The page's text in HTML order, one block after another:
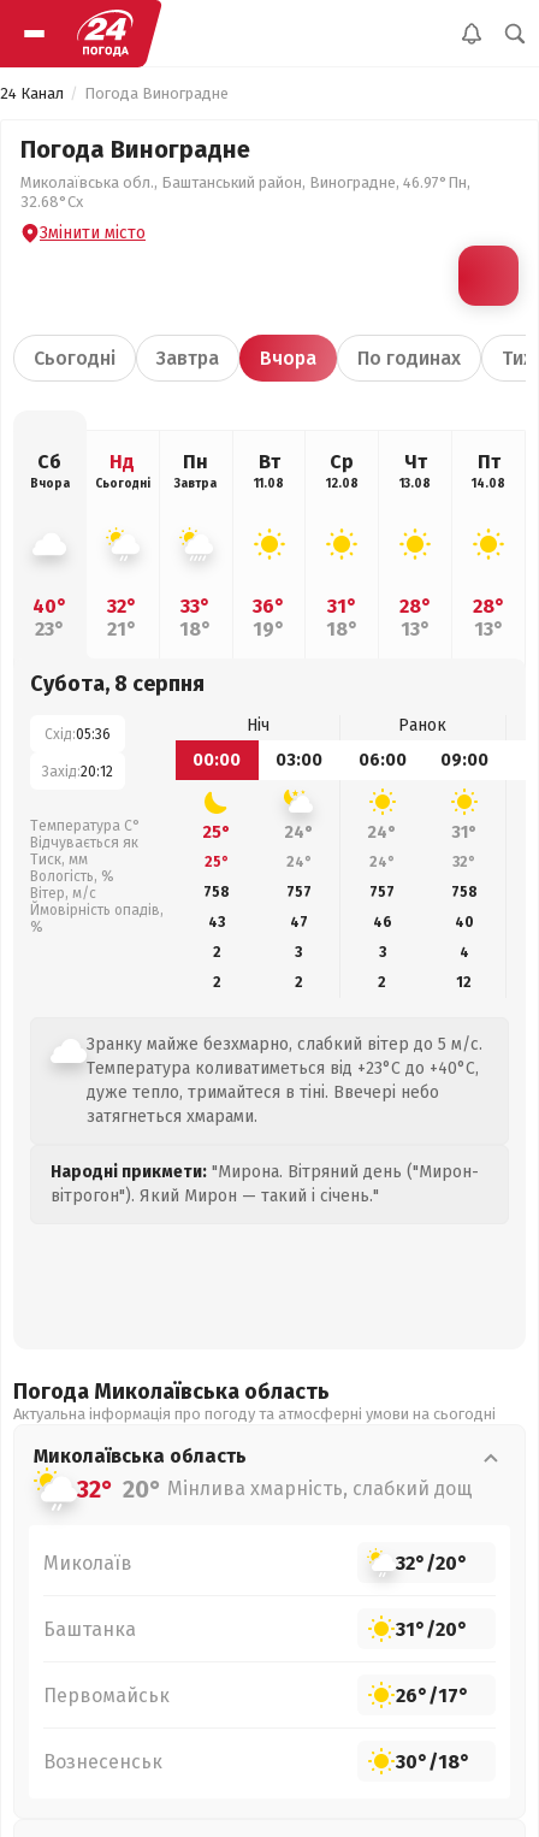
24 Канал Погода Виноградне
Погода Виноградне
Миколаївська обл., Баштанський район, Виноградне, 46.97°Пн,
32.68°Сх
Змінити місто
Сьогодні Завтра Вчора По годинах
Сб
Вчора
40°
23°
Нд
Сьогодні
32°
21°
Пн
Завтра
33°
18°
Вт
11.08
36°
19°
Ср
12.08
31°
18°
Чт
13.08
28°
13°
Пт
14.08
28°
13°
Субота, 8 серпня
Схід:05:36
Захід:20:12
Температура С°
Відчувається як
Тиск, мм
Вологість, %
Вітер, м/с
Ймовірність опадів,
%
Ніч
Ранок
00:00
03:00 06:00 09:00
25° 24° 24° 31°
25° 24° 24° 32°
758
757 757 758
43
47 46 40
2
3 3
4
2
2 2 12
Зранку майже безхмарно, слабкий вітер до 5 м/с.
Температура коливатиметься від +23°C до +40°C,
дуже тепло, тримайтеся в тіні. Ввечері небо
затягнеться хмарами.
Народні прикмети: "Мирона. Вітряний день ("Мирон-
вітрогон"). Який Мирон — такий і січень."
Погода Миколаївська область
Актуальна інформація про погоду та атмосферні умови на сьогодні
Миколаївська область
32° 20° Мінлива хмарність, слабкий дощ
Миколаїв 32°/20°
Баштанка 31°/20°
Первомайськ 26°/17°
Вознесенськ 30°/18°